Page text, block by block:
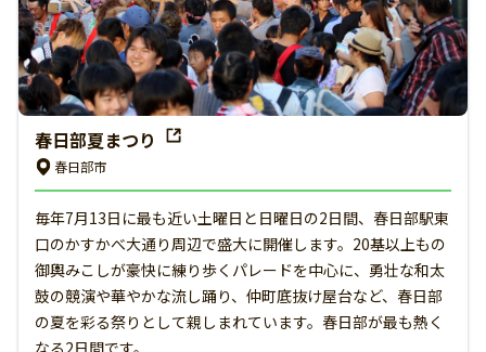
春日部夏まつり
春日部市
毎年7月13日に最も近い土曜日と日曜日の2日間、春日部駅東
口のかすかべ大通り周辺で盛大に開催します。20基以上もの
御輿みこしが豪快に練り歩くパレードを中心に、勇壮な和太
鼓の競演や華やかな流し踊り、仲町底抜け屋台など、春日部
の夏を彩る祭りとして親しまれています。春日部が最も熱く